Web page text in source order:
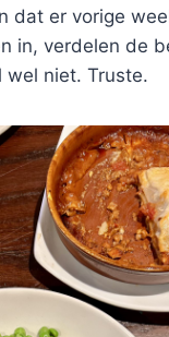
dat er vorige
in, verdelen de
wel niet. Truste.